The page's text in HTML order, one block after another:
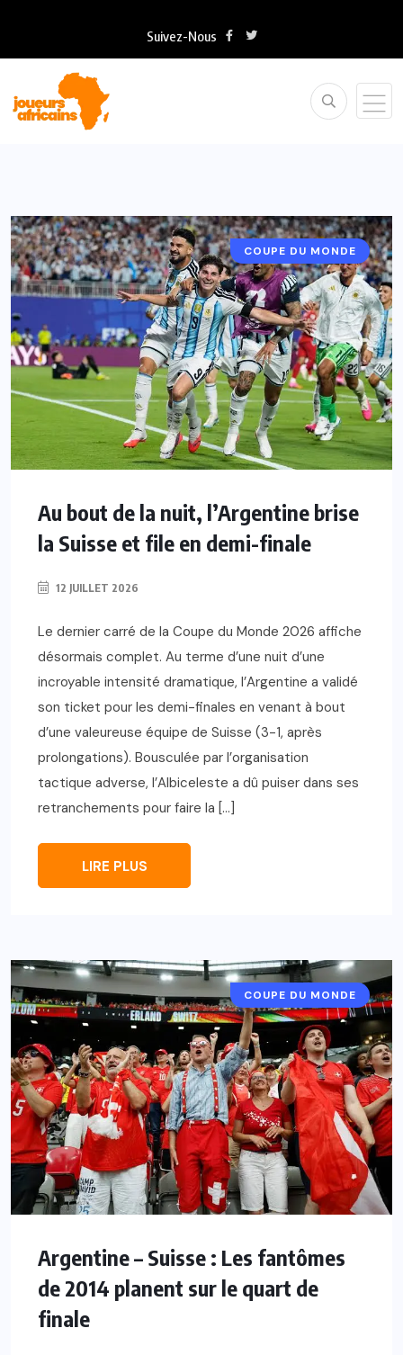
Suivez-Nous
COUPE DU MONDE
Au bout de la nuit, l’Argentine brise
la Suisse et file en demi-finale
12 JUILLET 2026
Le dernier carré de la Coupe du Monde 2026 affiche
désormais complet. Au terme d’une nuit d’une
incroyable intensité dramatique, l’Argentine a validé
son ticket pour les demi-finales en venant à bout
d’une valeureuse équipe de Suisse (3-1, après
prolongations). Bousculée par l’organisation
tactique adverse, l’Albiceleste a dû puiser dans ses
retranchements pour faire la […]
LIRE PLUS
COUPE DU MONDE
Argentine – Suisse : Les fantômes
de 2014 planent sur le quart de
finale